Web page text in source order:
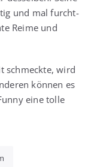
und mal furcht­
Rei­me und
schmeck­te, wird
kön­nen es
eine tol­le